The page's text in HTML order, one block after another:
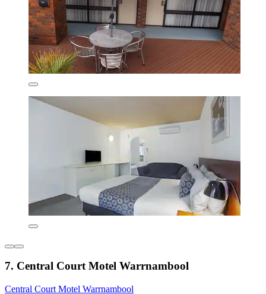
7. Central Court Motel Warrnambool
Central Court Motel Warrnambool